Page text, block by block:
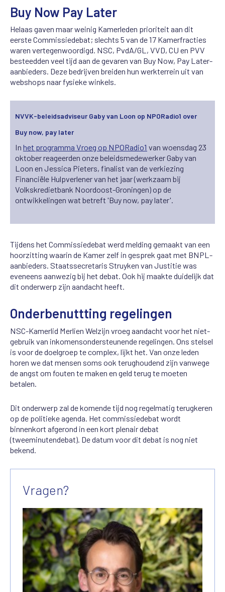
Buy Now Pay Later
Helaas gaven maar weinig Kamerleden prioriteit aan dit
eerste Commissiedebat; slechts 5 van de 17 Kamerfracties
waren vertegenwoordigd. NSC, PvdA/GL, VVD, CU en PVV
besteedden veel tijd aan de gevaren van Buy Now, Pay Later-
aanbieders. Deze bedrijven breiden hun werkterrein uit van
webshops naar fysieke winkels.
NVVK-beleidsadviseur Gaby van Loon op NPORadio1 over
Buy now, pay later
In het programma Vroeg op NPORadio1 van woensdag 23
oktober reageerden onze beleidsmedewerker Gaby van
Loon en Jessica Pieters, finalist van de verkiezing
Financiële Hulpverlener van het jaar (werkzaam bij
Volkskredietbank Noordoost-Groningen) op de
ontwikkelingen wat betreft 'Buy now, pay later'.
Tijdens het Commissiedebat werd melding gemaakt van een
hoorzitting waarin de Kamer zelf in gesprek gaat met BNPL-
aanbieders. Staatssecretaris Struyken van Justitie was
eveneens aanwezig bij het debat. Ook hij maakte duidelijk dat
dit onderwerp zijn aandacht heeft.
Onderbenuttting regelingen
NSC-Kamerlid Merlien Welzijn vroeg aandacht voor het niet-
gebruik van inkomensondersteunende regelingen. Ons stelsel
is voor de doelgroep te complex, lijkt het. Van onze leden
horen we dat mensen soms ook terughoudend zijn vanwege
de angst om fouten te maken en geld terug te moeten
betalen.
Dit onderwerp zal de komende tijd nog regelmatig terugkeren
op de politieke agenda. Het commissiedebat wordt
binnenkort afgerond in een kort plenair debat
(tweeminutendebat). De datum voor dit debat is nog niet
bekend.
Vragen?